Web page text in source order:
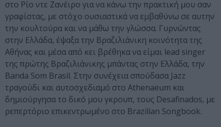
στο Ρίο ντε Ζανέιρο για να κάνω την πρακτική μου σαν
γραφίστας, με στόχο ουσιαστικά να εμβαθύνω σε αυτην
την κουλτούρα και να μάθω την γλώσσα. Γυρνώντας
στην Ελλάδα, έψαξα την Βραζιλιάνικη κοινότητα της
Αθήνας και μέσα από κει βρέθηκα να είμαι lead singer
της πρώτης Βραζιλιάνικης μπάντας στην Ελλάδα, την
Banda Som Brasil. Στην συνέχεια σπούδασα Jazz
τραγούδι και αυτοσχεδιαμό στο Athenaeum και
δημιούργησα το δικό μου γκρουπ, τους Desafinados, με
ρεπερτόριο επικεντρωμένο στο Brazilian Songbook.